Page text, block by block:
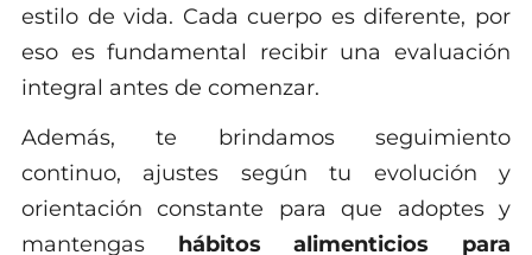
estilo de vida. Cada cuerpo es diferente, por
eso es fundamental recibir una evaluación
integral antes de comenzar.
Además, te brindamos seguimiento
continuo, ajustes según tu evolución y
orientación constante para que adoptes y
mantengas hábitos alimenticios para